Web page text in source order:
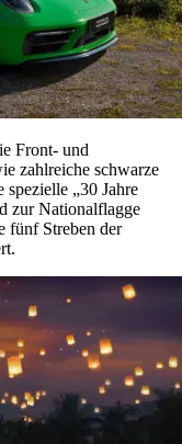
Front- und
zahlreiche schwarze
„30 Jahre
zur Nationalflagge
fünf Streben der